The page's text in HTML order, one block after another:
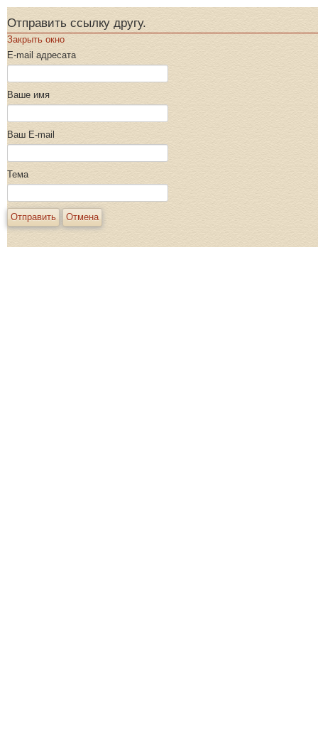
Отправить ссылку другу.
Закрыть окно
E-mail адресата
Ваше имя
Ваш E-mail
Тема
Отправить Отмена